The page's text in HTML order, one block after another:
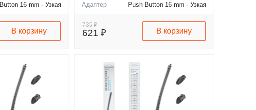
16 mm - Узкая
В корзину
Адаптер
Push Button 16 mm - Узкая
735 ₽
621 ₽ В корзину